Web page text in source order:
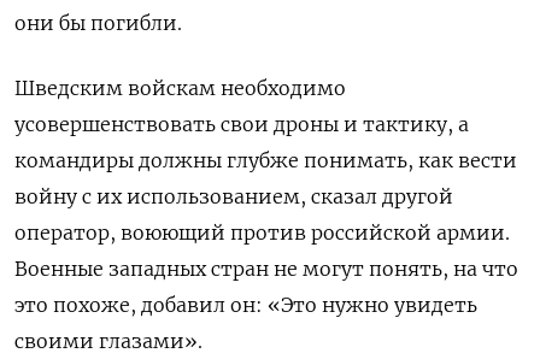
они бы погибли.
Шведским войскам необходимо
усовершенствовать свои дроны и тактику, а
командиры должны глубже понимать, как вести
войну с их использованием, сказал другой
оператор, воюющий против российской армии.
Военные западных стран не могут понять, на что
это похоже, добавил он: «Это нужно увидеть
своими глазами».